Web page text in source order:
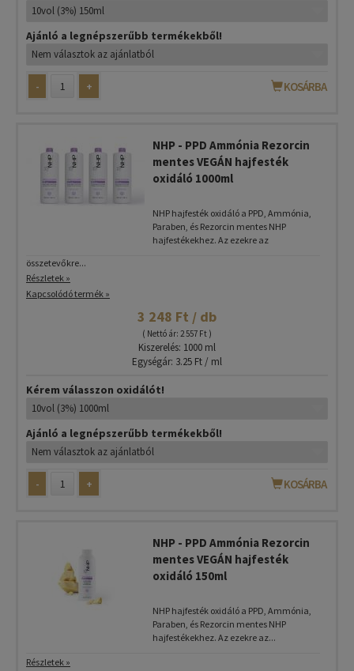
Ajánló a legnépszerűbb termékekből!
- + KOSÁRBA
NHP - PPD Ammónia Rezorcin
mentes VEGÁN hajfesték
oxidáló 1000ml
NHP hajfesték oxidáló a PPD, Ammónia,
Paraben, és Rezorcin mentes NHP
hajfestékekhez. Az ezekre az
összetevőkre...
Részletek »
Kapcsolódó termék »
3 248 Ft / db
( Nettó ár: 2 557 Ft )
Kiszerelés: 1000 ml
Egységár: 3.25 Ft / ml
Kérem válasszon oxidálót!
Ajánló a legnépszerűbb termékekből!
- + KOSÁRBA
NHP - PPD Ammónia Rezorcin
mentes VEGÁN hajfesték
oxidáló 150ml
NHP hajfesték oxidáló a PPD, Ammónia,
Paraben, és Rezorcin mentes NHP
hajfestékekhez. Az ezekre az...
Részletek »